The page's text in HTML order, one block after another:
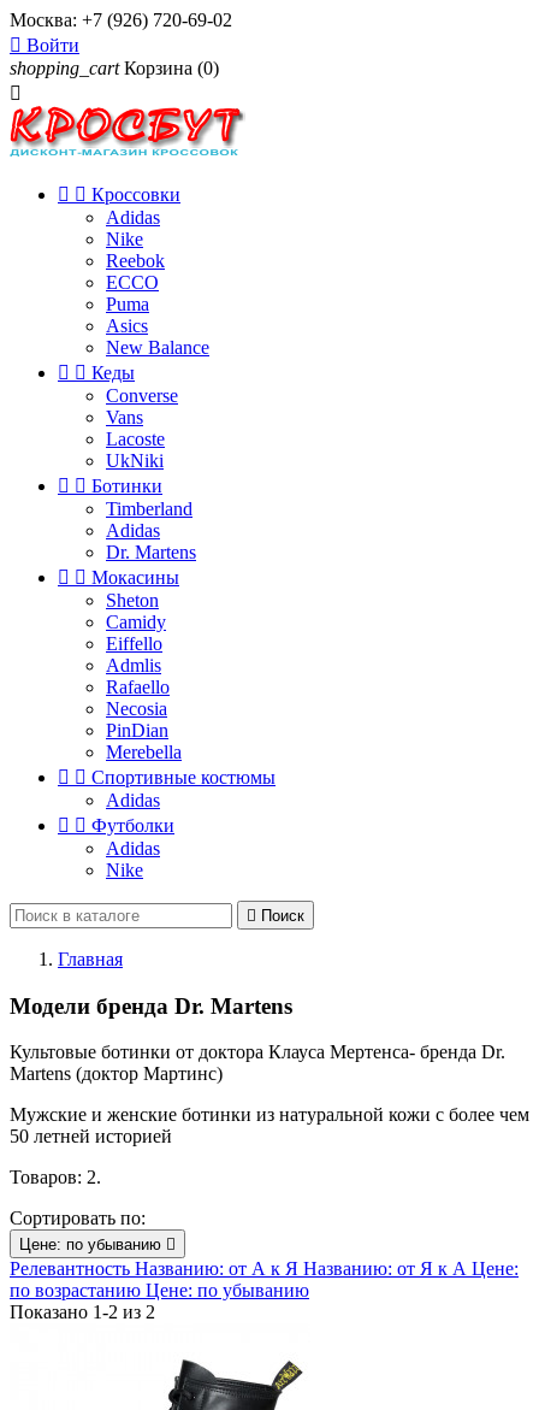
Москва: +7 (926) 720-69-02
 Войти
shopping_cart Корзина (0)

  Кроссовки
Adidas
Nike
Reebok
ECCO
Puma
Asics
New Balance
  Кеды
Converse
Vans
Lacoste
UkNiki
  Ботинки
Timberland
Adidas
Dr. Martens
  Мокасины
Sheton
Camidy
Eiffello
Admlis
Rafaello
Necosia
PinDian
Merebella
  Спортивные костюмы
Adidas
  Футболки
Adidas
Nike
 Поиск
Главная
Модели бренда Dr. Martens
Культовые ботинки от доктора Клауса Мертенса- бренда Dr.
Martens (доктор Мартинс)
Мужские и женские ботинки из натуральной кожи с более чем
50 летней историей
Товаров: 2.
Сортировать по:
Цене: по убыванию 
Релевантность Названию: от А к Я Названию: от Я к А Цене:
по возрастанию Цене: по убыванию
Показано 1-2 из 2